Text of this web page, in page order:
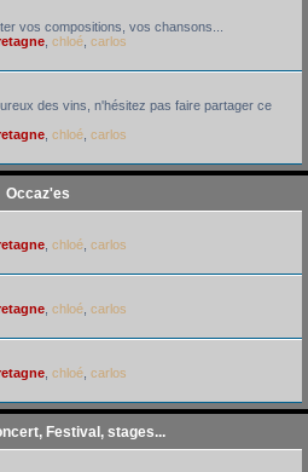
vos compositions, vos chansons...
chloé carlos
des vins, n'hésitez pas faire partager ce
chloé carlos
Occaz'es
chloé carlos
chloé carlos
chloé carlos
Festival, stages...